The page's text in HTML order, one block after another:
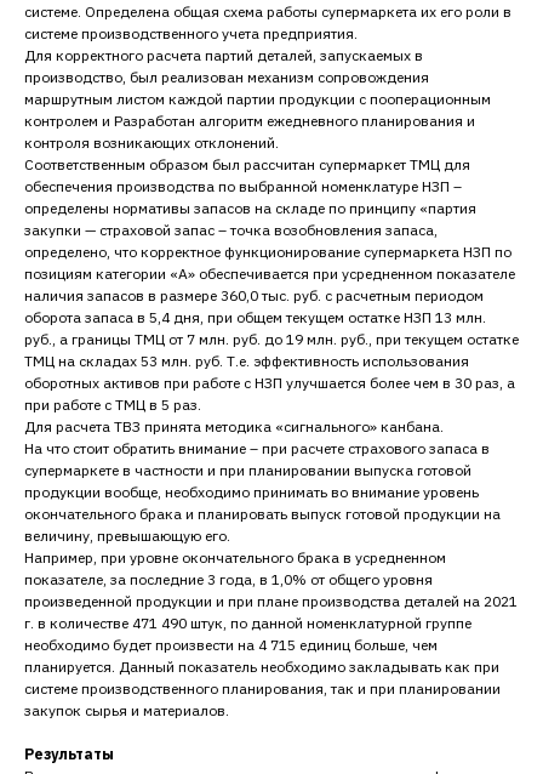
системе. Определена общая схема работы супермаркета их его роли в
системе производственного учета предприятия.
Для корректного расчета партий деталей, запускаемых в
производство, был реализован механизм сопровождения
маршрутным листом каждой партии продукции с пооперационным
контролем и Разработан алгоритм ежедневного планирования и
контроля возникающих отклонений.
Соответственным образом был рассчитан супермаркет ТМЦ для
обеспечения производства по выбранной номенклатуре НЗП –
определены нормативы запасов на складе по принципу «партия
закупки — страховой запас – точка возобновления запаса,
определено, что корректное функционирование супермаркета НЗП по
позициям категории «А» обеспечивается при усредненном показателе
наличия запасов в размере 360,0 тыс. руб. с расчетным периодом
оборота запаса в 5,4 дня, при общем текущем остатке НЗП 13 млн.
руб., а границы ТМЦ от 7 млн. руб. до 19 млн. руб., при текущем остатке
ТМЦ на складах 53 млн. руб. Т.е. эффективность использования
оборотных активов при работе с НЗП улучшается более чем в 30 раз, а
при работе с ТМЦ в 5 раз.
Для расчета ТВЗ принята методика «сигнального» канбана.
На что стоит обратить внимание – при расчете страхового запаса в
супермаркете в частности и при планировании выпуска готовой
продукции вообще, необходимо принимать во внимание уровень
окончательного брака и планировать выпуск готовой продукции на
величину, превышающую его.
Например, при уровне окончательного брака в усредненном
показателе, за последние 3 года, в 1,0% от общего уровня
произведенной продукции и при плане производства деталей на 2021
г. в количестве 471 490 штук, по данной номенклатурной группе
необходимо будет произвести на 4 715 единиц больше, чем
планируется. Данный показатель необходимо закладывать как при
системе производственного планирования, так и при планировании
закупок сырья и материалов.
Результаты